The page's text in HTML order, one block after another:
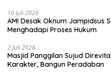
10 Juli 2026
AMI Desak Oknum Jampidsus
Menghadapi Proses Hukum
2 Juli 2026
Masjid Panggilan Sujud
Karakter, Bangun Peradaban